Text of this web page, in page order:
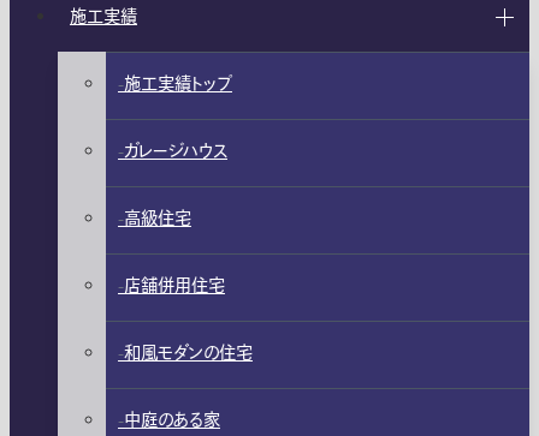
施工実績
施工実績トップ
ガレージハウス
高級住宅
店舗併用住宅
和風モダンの住宅
中庭のある家